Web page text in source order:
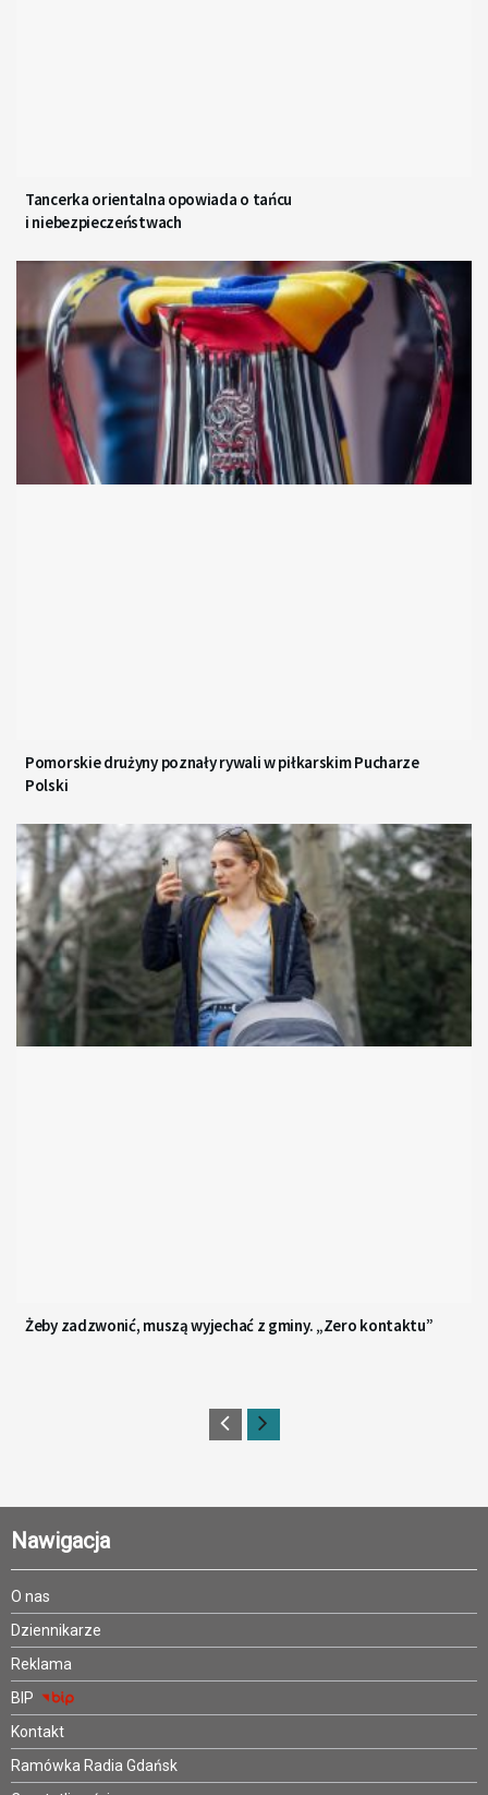
Tancerka orientalna opowiada o tańcu
i niebezpieczeństwach
Pomorskie drużyny poznały rywali w piłkarskim Pucharze
Polski
Żeby zadzwonić, muszą wyjechać z gminy. „Zero kontaktu”
Nawigacja
O nas
Dziennikarze
Reklama
BIP
Kontakt
Ramówka Radia Gdańsk